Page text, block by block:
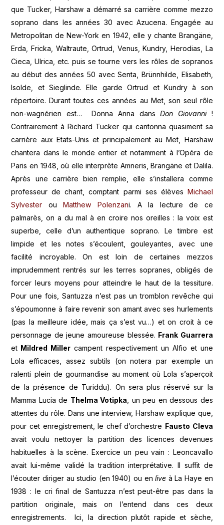
que Tucker, Harshaw a démarré sa carrière comme mezzo
soprano dans les années 30 avec Azucena. Engagée au
Metropolitan de New-York en 1942, elle y chante Brangäne,
Erda, Fricka, Waltraute, Ortrud, Venus, Kundry, Herodias, La
Cieca, Ulrica, etc. puis se tourne vers les rôles de sopranos
au début des années 50 avec Senta, Brünnhilde, Elisabeth,
Isolde, et Sieglinde. Elle garde Ortrud et Kundry à son
répertoire. Durant toutes ces années au Met, son seul rôle
non-wagnérien est… Donna Anna dansDon Giovanni!
Contrairement à Richard Tucker qui cantonna quasiment sa
carrière aux Etats-Unis et principalement au Met, Harshaw
chantera dans le monde entier et notamment à l’Opéra de
Paris en 1948, où elle interprète Amneris, Brangäne et Dalila.
Après une carrière bien remplie, elle s’installera comme
professeur de chant, comptant parmi ses élèves Michael
Sylvester ouMatthew Polenzani. A la lecture de ce
palmarès, on a du mal à en croire nos oreilles : la voix est
superbe, celle d’un authentique soprano. Le timbre est
limpide et les notes s’écoulent, gouleyantes, avec une
facilité incroyable. On est loin de certaines mezzos
imprudemment rentrés sur les terres sopranes, obligés de
forcer leurs moyens pour atteindre le haut de la tessiture.
Pour une fois, Santuzza n’est pas un tromblon revêche qui
s’époumonne à faire revenir son amant avec ses hurlements
(pas la meilleure idée, mais ça s’est vu…) et on croit à ce
personnage de jeune amoureuse blessée. Frank Guarrera
et Mildred Miller campent respectivement un Alfio et une
Lola efficaces, assez subtils (on notera par exemple un
ralenti plein de gourmandise au moment où Lola s’aperçoit
de la présence de Turiddu). On sera plus réservé sur la
Mamma Lucia de Thelma Votipka , un peu en dessous des
attentes du rôle. Dans une interview, Harshaw explique que,
pour cet enregistrement, le chef d’orchestre Fausto Cleva
avait voulu nettoyer la partition des licences devenues
habituelles à la scène. Exercice un peu vain : Leoncavallo
avait lui-même validé la tradition interprétative. Il suffit de
l’écouter diriger au studio (en 1940) ou enlive à La Haye en
1938 : le cri final de Santuzza n’est peut-être pas dans la
partition originale, mais on l’entend dans ces deux
enregistrements. Ici, la direction plutôt rapide et sèche,